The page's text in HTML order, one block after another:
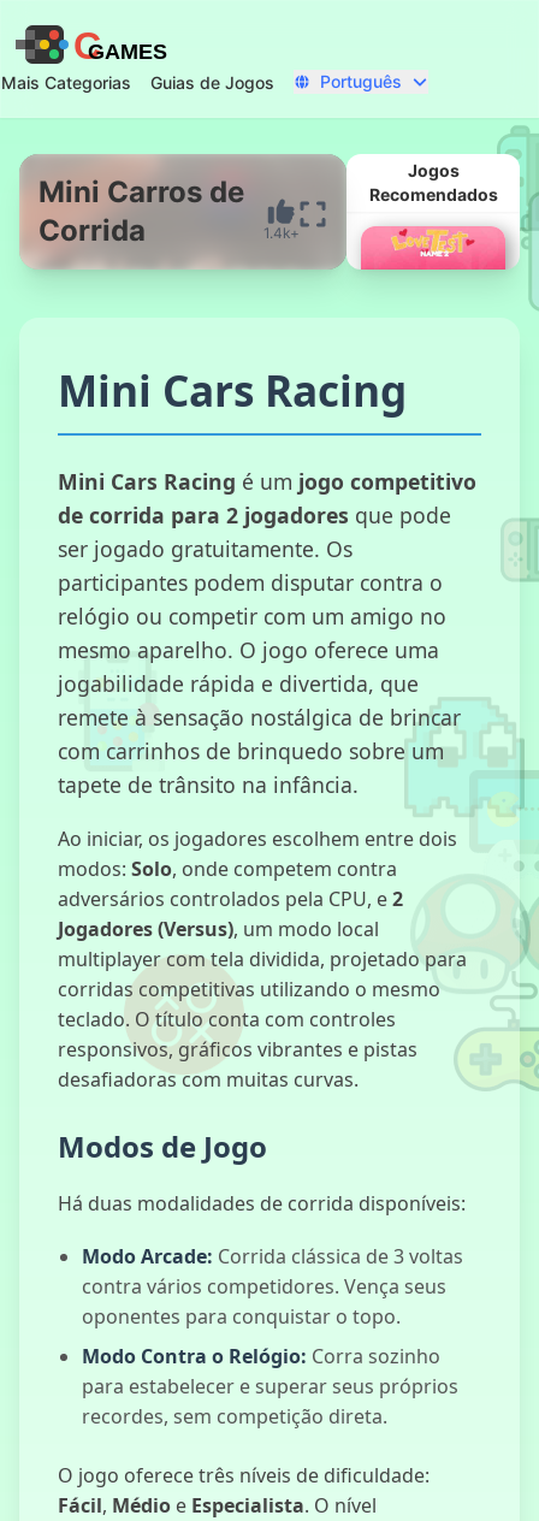
CGAMES
Mais Categorias Guias de Jogos Português
Mini Carros de
Corrida
1.4k+
Jogos
Recomendados
Teste do
Madalin Stunt
Cars Pro
Chuva de 78
Cidade do
Esgotamento
Herói Arqueiro
Cidade da
Derrapagem
Basquetebol
Mini Cars Racing
Mini Cars Racing é um jogo competitivo
de corrida para 2 jogadores que pode
ser jogado gratuitamente. Os
participantes podem disputar contra o
relógio ou competir com um amigo no
mesmo aparelho. O jogo oferece uma
jogabilidade rápida e divertida, que
remete à sensação nostálgica de brincar
com carrinhos de brinquedo sobre um
tapete de trânsito na infância.
Ao iniciar, os jogadores escolhem entre dois
modos: Solo, onde competem contra
adversários controlados pela CPU, e2
Jogadores (Versus), um modo local
multiplayer com tela dividida, projetado para
corridas competitivas utilizando o mesmo
teclado. O título conta com controles
responsivos, gráficos vibrantes e pistas
desafiadoras com muitas curvas.
Modos de Jogo
Há duas modalidades de corrida disponíveis:
Modo Arcade: Corrida clássica de 3 voltas
contra vários competidores. Vença seus
oponentes para conquistar o topo.
Modo Contra o Relógio: Corra sozinho
para estabelecer e superar seus próprios
recordes, sem competição direta.
O jogo oferece três níveis de dificuldade:
Fácil, Médio e Especialista. O nível